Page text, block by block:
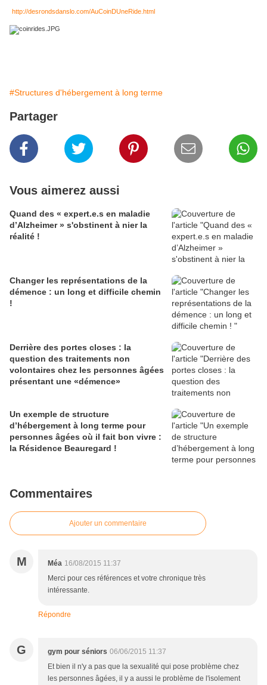
http://desrondsdanslo.com/AuCoinDUneRide.html
#Structures d'hébergement à long terme
Partager
Vous aimerez aussi
Quand des « expert.e.s en maladie
d’Alzheimer » s'obstinent à nier la
réalité !
Changer les représentations de la
démence : un long et difficile chemin
!
Derrière des portes closes : la
question des traitements non
volontaires chez les personnes âgées
présentant une «démence»
Un exemple de structure
d’hébergement à long terme pour
personnes âgées où il fait bon vivre :
la Résidence Beauregard !
Commentaires
Ajouter un commentaire
M Méa 16/08/2015 11:37
Merci pour ces références et votre chronique très
intéressante.
Répondre
G gym pour séniors 06/06/2015 11:37
Et bien il n'y a pas que la sexualité qui pose problème chez
les personnes âgées, il y a aussi le problème de l'isolement